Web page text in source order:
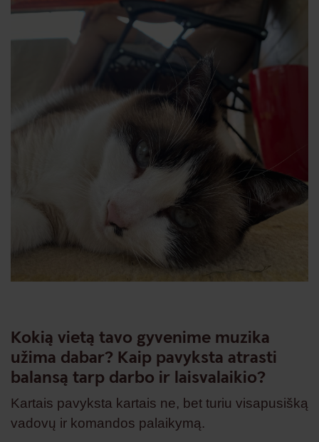
Kokią vietą tavo gyvenime muzika
užima dabar? Kaip pavyksta atrasti
balansą tarp darbo ir laisvalaikio?
Kartais pavyksta kartais ne, bet turiu visapusišką
vadovų ir komandos palaikymą.